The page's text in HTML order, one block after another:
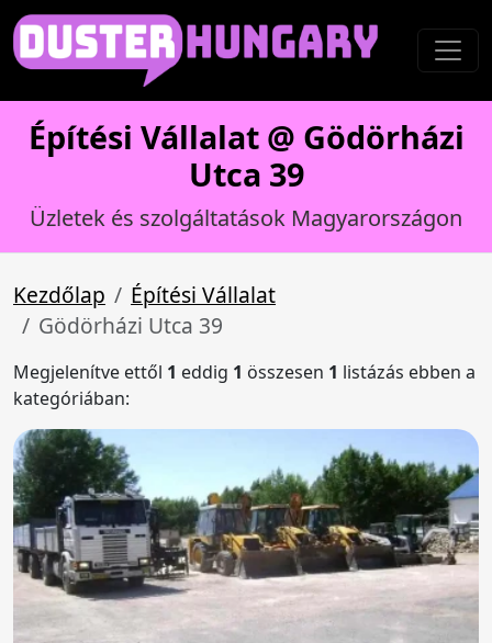
Építési Vállalat @ Gödörházi
Utca 39
Üzletek és szolgáltatások Magyarországon
Kezdőlap
Építési Vállalat
Gödörházi Utca 39
Megjelenítve ettől 1 eddig 1 összesen 1 listázás ebben a
kategóriában: